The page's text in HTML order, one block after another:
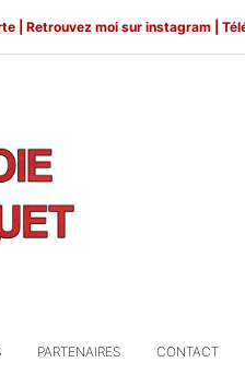
| Retrouvez moi sur instagram
PARTENAIRES CONTACT